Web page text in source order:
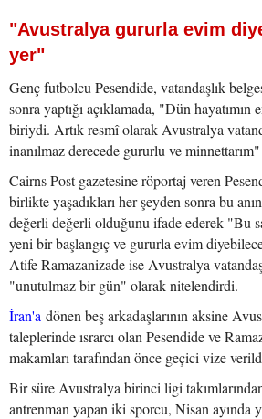
"Avustralya gururla evim
yer"
Genç futbolcu Pesendide, vatandaşlık
sonra yaptığı açıklamada, "Dün
biriydi. Artık resmî olarak Avustralya
inanılmaz derecede gururlu ve
Cairns Post gazetesine röportaj veren
birlikte yaşadıkları her şeyden sonra bu
değerli değerli olduğunu ifade ederek "Bu
yeni bir başlangıç ve gururla evim
Atife Ramazanizade ise Avustralya
"unutulmaz bir gün" olarak nitelendirdi.
İran'a dönen beş arkadaşlarının aksine
taleplerinde ısrarcı olan Pesendide ve
makamları tarafından önce geçici vize
Bir süre Avustralya birinci ligi
antrenman yapan iki sporcu, Nisan ayında